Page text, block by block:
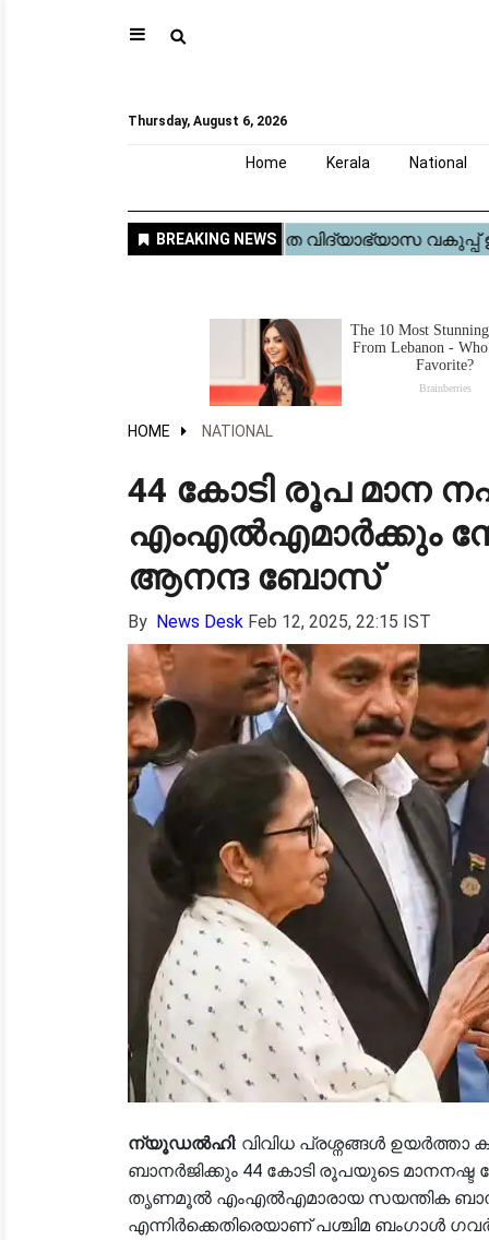
⚲
Thursday, August 6, 2026
Home Kerala National
HOME NATIONAL
44 കോടി രൂപ മാന
എംഎൽഎമാർക്കും
ആനന്ദ ബോസ്
By News Desk Feb 12, 2025, 22:15 IST
ന്യൂഡൽഹി: വിവിധ പ്രശ്നങ്ങൾ ഉയർത്താ
ബാനർജിക്കും 44 കോടി രൂപയുടെ
തൃണമൂൽ എംഎൽഎമാരായ സയന്തിക
എന്നിർക്കെതിരെയാണ് പശ്ചിമ ബംഗാൾ